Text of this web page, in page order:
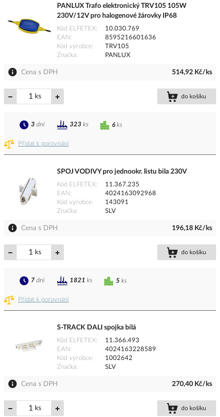
PANLUX Trafo elektronický TRV105 105W
230V/12V pro halogenové žárovky IP68
Kód ELFETEX
10.030.769
EAN
8595216601636
Kód výrobce
TRV105
Značka
PANLUX
Cena s DPH 514,92 Kč/ks
ks do košíku
Přidat k porovnání
6 ks
3 dní 323 ks
SPOJ VODIVY pro jednookr. listu bila 230V
Kód ELFETEX
11.367.235
EAN
4024163092968
Kód výrobce
143091
Značka
SLV
Cena s DPH 196,18 Kč/ks
ks do košíku
Přidat k porovnání
5 ks
7 dní 1821 ks
S-TRACK DALI spojka bílá
Kód ELFETEX
11.366.493
EAN
4024163228589
Kód výrobce
1002642
Značka
SLV
Cena s DPH 270,40 Kč/ks
ks do košíku